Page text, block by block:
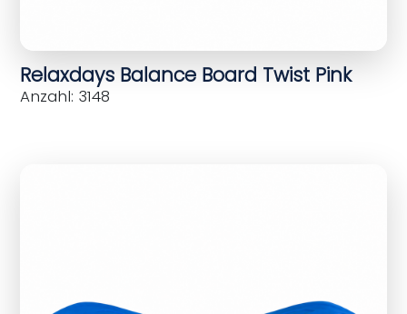
Relaxdays Balance Board Twist Pink
Anzahl: 3148